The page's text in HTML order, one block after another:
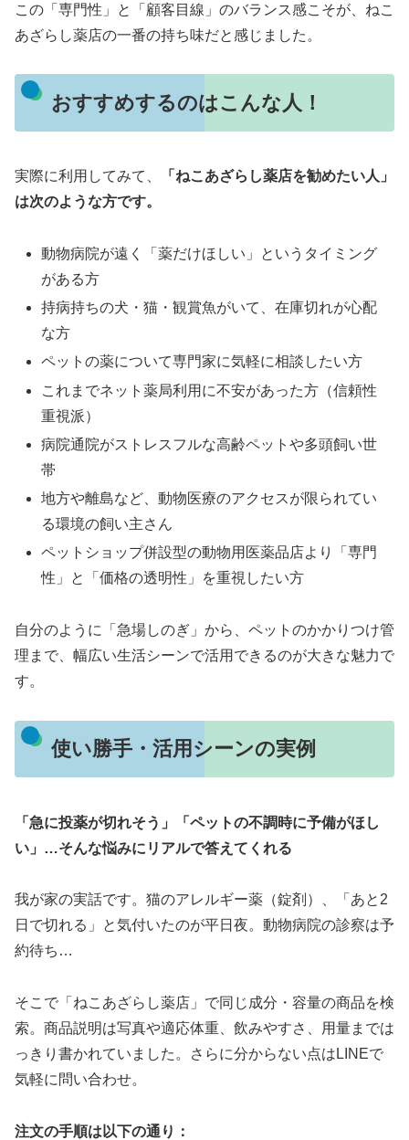
この「専門性」と「顧客目線」のバランス感こそが、ねこ
あざらし薬店の一番の持ち味だと感じました。
おすすめするのはこんな人！
実際に利用してみて、
「ねこあざらし薬店を勧めたい人」
は次のような方です。
動物病院が遠く「薬だけほしい」というタイミング
がある方
持病持ちの犬・猫・観賞魚がいて、在庫切れが心配
な方
ペットの薬について専門家に気軽に相談したい方
これまでネット薬局利用に不安があった方（信頼性
重視派）
病院通院がストレスフルな高齢ペットや多頭飼い世
帯
地方や離島など、動物医療のアクセスが限られてい
る環境の飼い主さん
ペットショップ併設型の動物用医薬品店より「専門
性」と「価格の透明性」を重視したい方
自分のように「急場しのぎ」から、ペットのかかりつけ管
理まで、幅広い生活シーンで活用できるのが大きな魅力で
す。
使い勝手・活用シーンの実例
「急に投薬が切れそう」「ペットの不調時に予備がほし
い」…そんな悩みにリアルで答えてくれる
我が家の実話です。猫のアレルギー薬（錠剤）、「あと2
日で切れる」と気付いたのが平日夜。動物病院の診察は予
約待ち…
そこで「ねこあざらし薬店」で同じ成分・容量の商品を検
索。商品説明は写真や適応体重、飲みやすさ、用量までは
っきり書かれていました。さらに分からない点はLINEで
気軽に問い合わせ。
注文の手順は以下の通り：